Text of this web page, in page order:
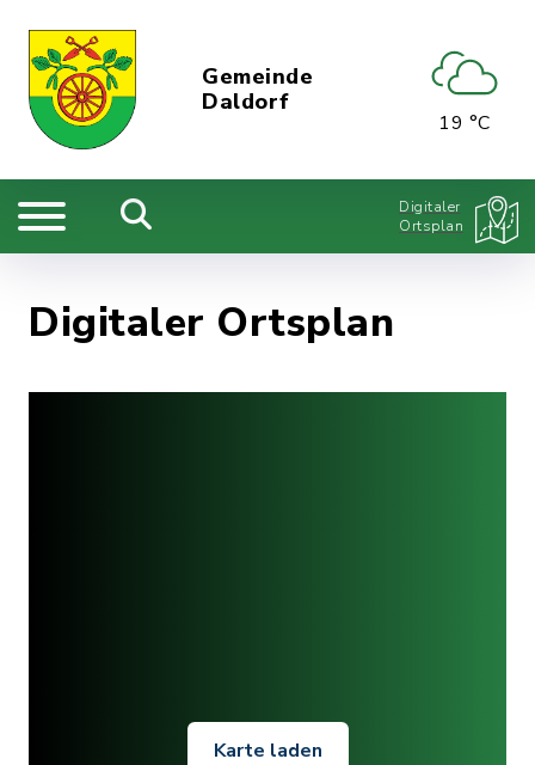
Gemeinde
Daldorf
19 °C
Digitaler
Ortsplan
Digitaler Ortsplan
Karte laden